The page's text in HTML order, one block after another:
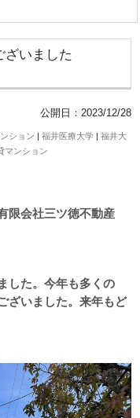
ざいました
公開日： 2023/12/28
ション |福井医療大学 |福井大
マンション
限会社三ツ徳不動産
した。今年も多くの
ざいました。来年もど